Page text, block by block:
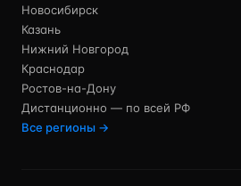
Новосибирск
Казань
Нижний Новгород
Краснодар
Ростов-на-Дону
Дистанционно — по всей РФ
Все регионы →